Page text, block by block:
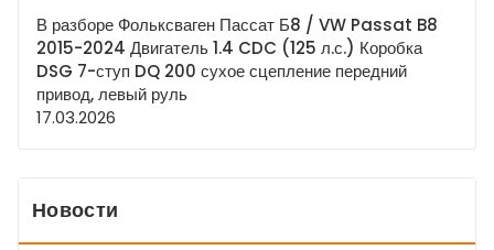
В разборе Фольксваген Пассат Б8 / VW Passat B8
2015-2024 Двигатель 1.4 CDC (125 л.с.) Коробка
DSG 7-ступ DQ 200 сухое сцепление передний
привод, левый руль
17.03.2026
Новости